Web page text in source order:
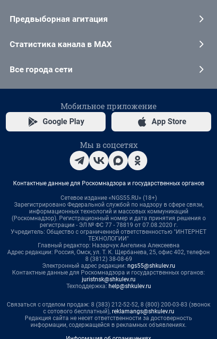
Предвыборная агитация
Статистика канала в MAX
Все города сети
Мобильное приложение
Google Play App Store
Мы в соцсетях
Контактные данные для Роскомнадзора и государственных органов
Сетевое издание «NGS55.RU» (18+)
Зарегистрировано Федеральной службой по надзору в сфере связи,
информационных технологий и массовых коммуникаций
(Роскомнадзор). Регистрационный номер и дата принятия решения о
регистрации - ЭЛ № ФС 77 - 78819 от 07.08.2020 г.
Учредитель: Общество с ограниченной ответственностью "ИНТЕРНЕТ
ТЕХНОЛОГИИ"
Главный редактор: Назарчук Ангелина Алексеевна
Адрес редакции: Россия, Омск, ул. Т. К. Щербанева, 25, офис 402, телефон
8 (3812) 38-08-69
Электронный адрес редакции: ngs55@shkulev.ru
Контактные данные для Роскомнадзора и государственных органов:
juristnsk@shkulev.ru
Техподдержка: help@shkulev.ru
Связаться с отделом продаж: 8 (383) 212-52-52, 8 (800) 200-03-83 (звонок
с сотового бесплатный), reklamangs@shkulev.ru
Редакция сайта не несет ответственности за достоверность
информации, содержащейся в рекламных объявлениях.